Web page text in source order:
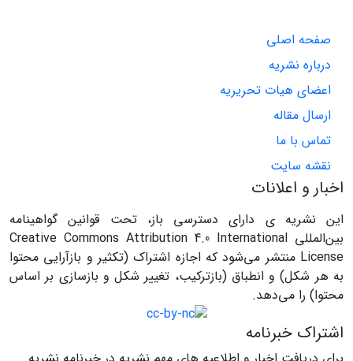
صفحه اصلی
درباره نشریه
اعضای هیات تحریریه
ارسال مقاله
تماس با ما
نقشه سایت
اخبار و اعلانات
این نشریه ی دارای دسترسی باز، تحت قوانین گواهینامه
بین‌المللی Creative Commons Attribution 4.0 International
License منتشر می‌شود که اجازه اشتراک (تکثیر و بازآرایی محتوا
به هر شکل) و انطباق (بازترکیب، تغییر شکل و بازسازی بر اساس
محتوا) را می‌دهد.
اشتراک خبرنامه